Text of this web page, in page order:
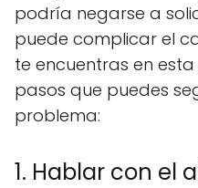
podría negarse a
puede complicar el
te encuentras en esta
pasos que puedes
problema:
1. Hablar con el